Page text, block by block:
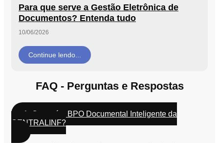
Para que serve a Gestão Eletrônica de
Documentos? Entenda tudo
10/06/2026
Continue lendo...
FAQ - Perguntas e Respostas
1. O que é o BPO Documental Inteligente da
CENTRALINF?